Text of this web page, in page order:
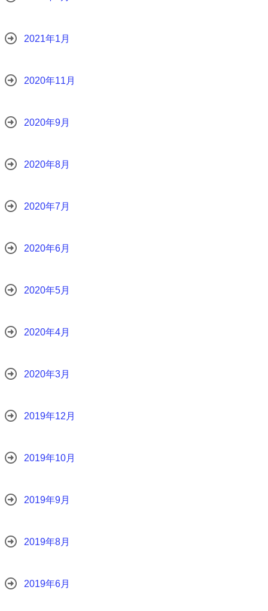
2021年1月
2020年11月
2020年9月
2020年8月
2020年7月
2020年6月
2020年5月
2020年4月
2020年3月
2019年12月
2019年10月
2019年9月
2019年8月
2019年6月